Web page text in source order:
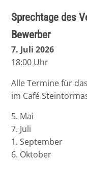
Sprechtage des
Bewerber
7. Juli 2026
18:00 Uhr
Alle Termine für
im Café
5. Mai
7. Juli
1. September
6. Oktober